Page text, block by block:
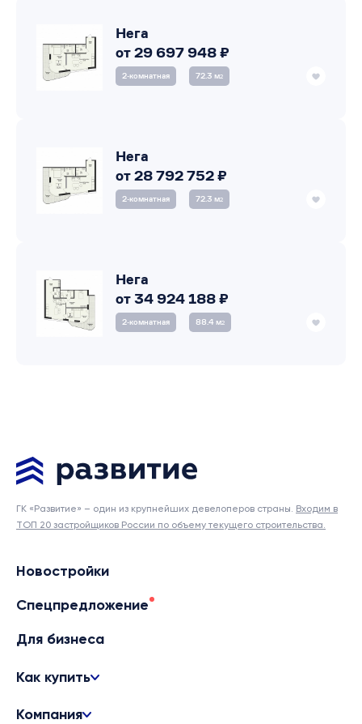
Нега
от 29 697 948 ₽
2‑комнатная 72.3 м2
Нега
от 28 792 752 ₽
2‑комнатная 72.3 м2
Нега
от 34 924 188 ₽
2‑комнатная 88.4 м2
ГК «Развитие» – один из крупнейших девелоперов страны. Входим в
ТОП 20 застройщиков России по объему текущего строительства.
Новостройки
Спецпредложение
Для бизнеса
Как купить
Компания